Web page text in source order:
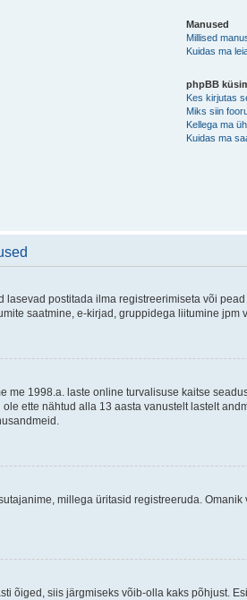
Manused
Millised
Kuidas ma
phpBB
Kes kirjutas
Miks siin
Kellega ma
Kuidas ma
postitada ilma registreerimiseta või
saatmine, e-kirjad, gruppidega liitumine
me 1998.a. laste online turvalisuse kaitse
ette nähtud alla 13 aasta vanustelt lastelt
millega üritasid registreeruda.
õiged, siis järgmiseks võib-olla kaks põhjust.